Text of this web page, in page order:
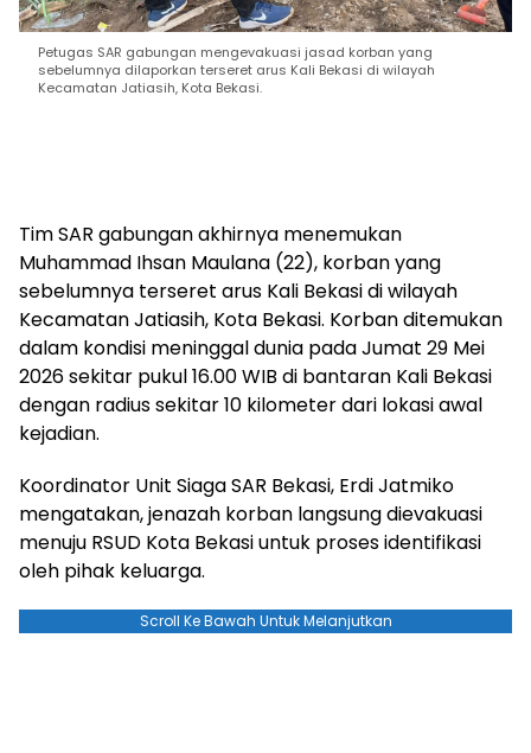
Petugas SAR gabungan mengevakuasi jasad korban yang
sebelumnya dilaporkan terseret arus Kali Bekasi di wilayah
Kecamatan Jatiasih, Kota Bekasi.
Tim SAR gabungan akhirnya menemukan
Muhammad Ihsan Maulana (22), korban yang
sebelumnya terseret arus Kali Bekasi di wilayah
Kecamatan Jatiasih, Kota Bekasi. Korban ditemukan
dalam kondisi meninggal dunia pada Jumat 29 Mei
2026 sekitar pukul 16.00 WIB di bantaran Kali Bekasi
dengan radius sekitar 10 kilometer dari lokasi awal
kejadian.
Koordinator Unit Siaga SAR Bekasi, Erdi Jatmiko
mengatakan, jenazah korban langsung dievakuasi
menuju RSUD Kota Bekasi untuk proses identifikasi
oleh pihak keluarga.
Scroll Ke Bawah Untuk Melanjutkan